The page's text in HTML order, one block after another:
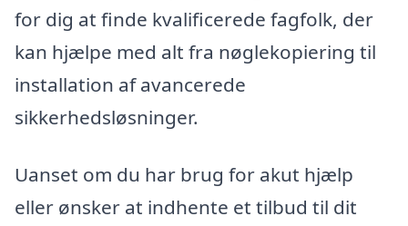
for dig at finde kvalificerede fagfolk, der
kan hjælpe med alt fra nøglekopiering til
installation af avancerede
sikkerhedsløsninger.
Uanset om du har brug for akut hjælp
eller ønsker at indhente et tilbud til dit